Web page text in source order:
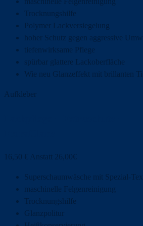
Trocknungshilfe
Polymer Lackversiegelung
hoher Schutz gegen aggressive
tiefenwirksame Pflege
spürbar glattere Lackoberfläche
Wie neu Glanzeffekt mit brillanten
Aufkleber
16,50 € Anstatt 26,00€
Superschaumwäsche mit Spezial-
maschinelle Felgenreinigung
Trocknungshilfe
Glanzpolitur